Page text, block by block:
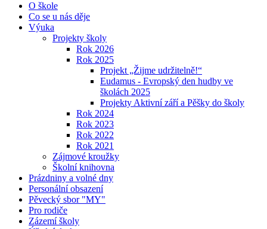
O škole
Co se u nás děje
Výuka
Projekty školy
Rok 2026
Rok 2025
Projekt „Žijme udržitelně!“
Eudamus - Evropský den hudby ve
školách 2025
Projekty Aktivní září a Pěšky do školy
Rok 2024
Rok 2023
Rok 2022
Rok 2021
Zájmové kroužky
Školní knihovna
Prázdniny a volné dny
Personální obsazení
Pěvecký sbor "MY"
Pro rodiče
Zázemí školy